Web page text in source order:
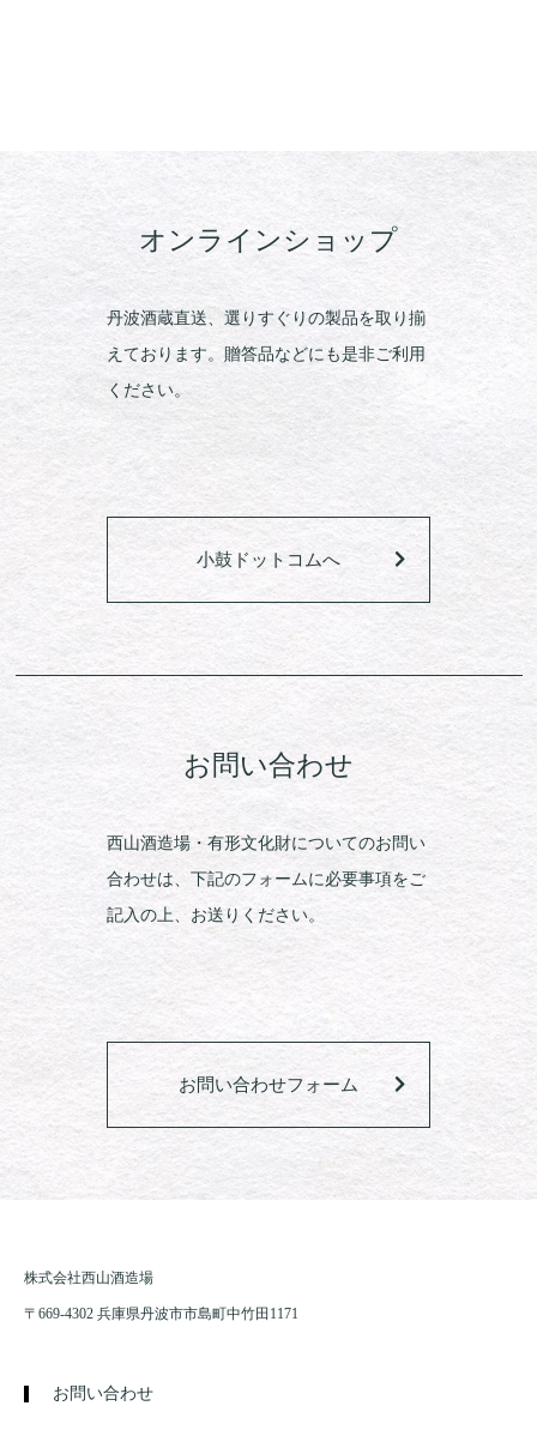
オンラインショップ
丹波酒蔵直送、選りすぐりの製品を取り揃
えております。贈答品などにも是非ご利用
ください。
小鼓ドットコムへ
お問い合わせ
西山酒造場・有形文化財についてのお問い
合わせは、下記のフォームに必要事項をご
記入の上、お送りください。
お問い合わせフォーム
株式会社西山酒造場
〒669-4302 兵庫県丹波市市島町中竹田1171
お問い合わせ